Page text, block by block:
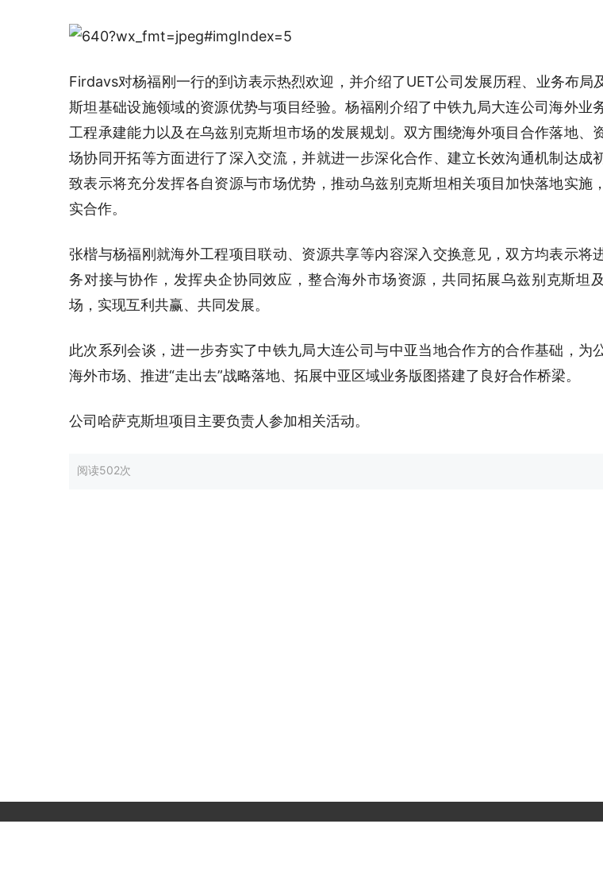
Firdavs对杨福刚一行的到访表示热烈欢迎，并介绍了UET公司发展历程、业务布局
斯坦基础设施领域的资源优势与项目经验。杨福刚介绍了中铁九局大连公司海外业
工程承建能力以及在乌兹别克斯坦市场的发展规划。双方围绕海外项目合作落地、
场协同开拓等方面进行了深入交流，并就进一步深化合作、建立长效沟通机制达成
致表示将充分发挥各自资源与市场优势，推动乌兹别克斯坦相关项目加快落地实施
实合作。
张楷与杨福刚就海外工程项目联动、资源共享等内容深入交换意见，双方均表示将
务对接与协作，发挥央企协同效应，整合海外市场资源，共同拓展乌兹别克斯坦
场，实现互利共赢、共同发展。
此次系列会谈，进一步夯实了中铁九局大连公司与中亚当地合作方的合作基础，为
海外市场、推进“走出去”战略落地、拓展中亚区域业务版图搭建了良好合作桥梁。
公司哈萨克斯坦项目主要负责人参加相关活动。
阅读502次